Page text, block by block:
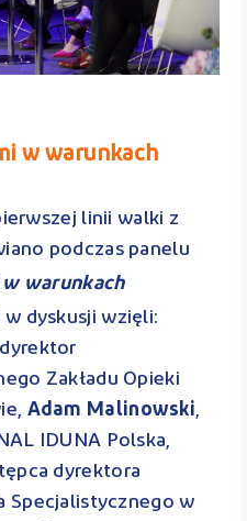
w warunkach
linii walki z
podczas panelu
warunkach
w dyskusji wzięli:
Zakładu Opieki
Adam Malinowski,
IDUNA Polska,
dyrektora
Specjalistycznego w